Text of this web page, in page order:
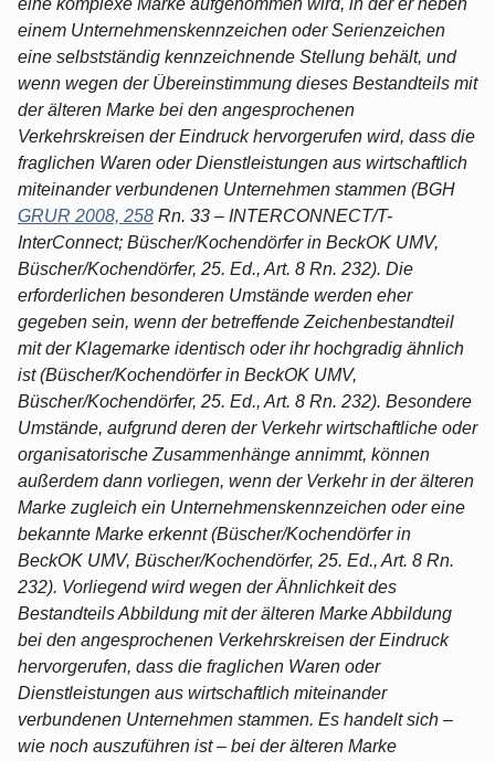
eine komplexe Marke aufgenommen wird, in der er neben
einem Unternehmenskennzeichen oder Serienzeichen
eine selbstständig kennzeichnende Stellung behält, und
wenn wegen der Übereinstimmung dieses Bestandteils mit
der älteren Marke bei den angesprochenen
Verkehrskreisen der Eindruck hervorgerufen wird, dass die
fraglichen Waren oder Dienstleistungen aus wirtschaftlich
miteinander verbundenen Unternehmen stammen (BGH
GRUR 2008, 258 Rn. 33 – INTERCONNECT/T-
InterConnect; Büscher/Kochendörfer in BeckOK UMV,
Büscher/Kochendörfer, 25. Ed., Art. 8 Rn. 232). Die
erforderlichen besonderen Umstände werden eher
gegeben sein, wenn der betreffende Zeichenbestandteil
mit der Klagemarke identisch oder ihr hochgradig ähnlich
ist (Büscher/Kochendörfer in BeckOK UMV,
Büscher/Kochendörfer, 25. Ed., Art. 8 Rn. 232). Besondere
Umstände, aufgrund deren der Verkehr wirtschaftliche oder
organisatorische Zusammenhänge annimmt, können
außerdem dann vorliegen, wenn der Verkehr in der älteren
Marke zugleich ein Unternehmenskennzeichen oder eine
bekannte Marke erkennt (Büscher/Kochendörfer in
BeckOK UMV, Büscher/Kochendörfer, 25. Ed., Art. 8 Rn.
232). Vorliegend wird wegen der Ähnlichkeit des
Bestandteils Abbildung mit der älteren Marke Abbildung
bei den angesprochenen Verkehrskreisen der Eindruck
hervorgerufen, dass die fraglichen Waren oder
Dienstleistungen aus wirtschaftlich miteinander
verbundenen Unternehmen stammen. Es handelt sich –
wie noch auszuführen ist – bei der älteren Marke